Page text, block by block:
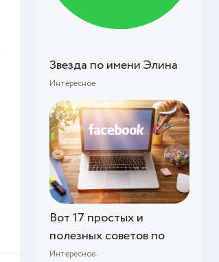
Звезда по имени Элина
Интересное
Вот 17 простых и
полезных советов по
Интересное